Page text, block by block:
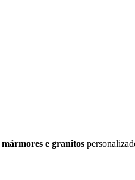
mármores e granitos